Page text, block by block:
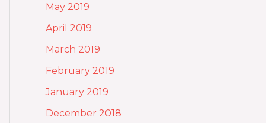
May 2019
April 2019
March 2019
February 2019
January 2019
December 2018